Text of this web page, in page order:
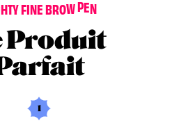
HTYFINEBROWPEN
Produit
1